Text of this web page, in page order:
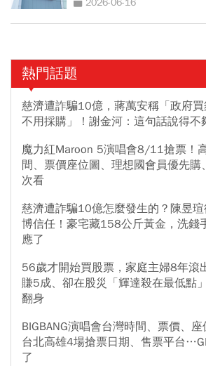
2026-06-16
熱門話題
慈濟遭詐騙10億，蔣萬安稱「政府
不用採購」！謝金河：這句話說得不
魔力紅Maroon 5演唱會8/11搶票！
間、票價座位圖、理想國會員優先購
次看
慈濟遭詐騙10億怎麼發生的？陳昱
博信任！豪宅藏158公斤黃金，洗錢
應了
56歲才開始買股票，家庭主婦8年滾
賺5成、卻在股災「輝達殺在最低點
翻身
BIGBANG演唱會台灣時間、票價、
台北高雄4場搶票日期、售票平台
了